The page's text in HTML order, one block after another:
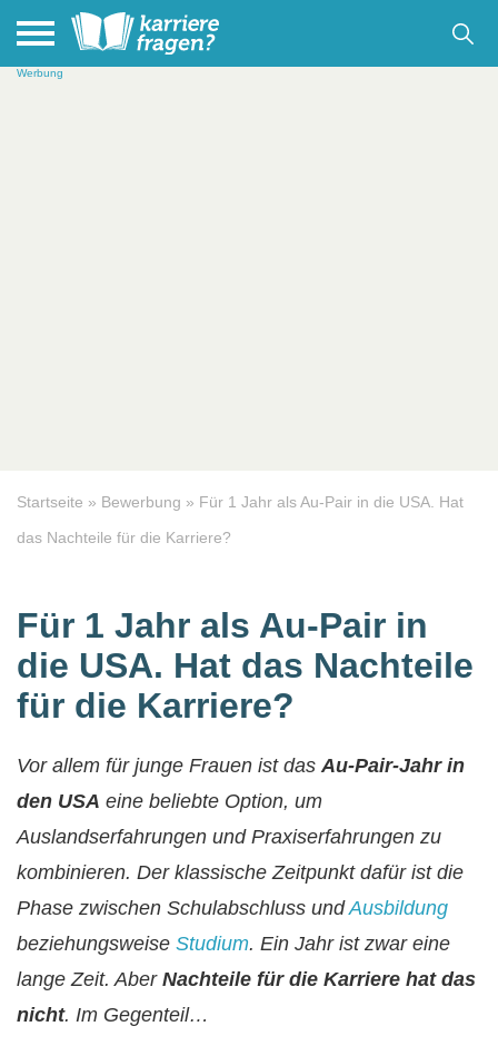
Werbung
Startseite » Bewerbung » Für 1 Jahr als Au-Pair in die USA. Hat
das Nachteile für die Karriere?
Für 1 Jahr als Au-Pair in
die USA. Hat das Nachteile
für die Karriere?
Vor allem für junge Frauen ist dasAu-Pair-Jahr in
den USA eine beliebte Option, um
Auslandserfahrungen und Praxiserfahrungen zu
kombinieren. Der klassische Zeitpunkt dafür ist die
Phase zwischen Schulabschluss undAusbildung
beziehungsweise Studium. Ein Jahr ist zwar eine
lange Zeit. Aber Nachteile für die Karriere hat das
nicht. Im Gegenteil…